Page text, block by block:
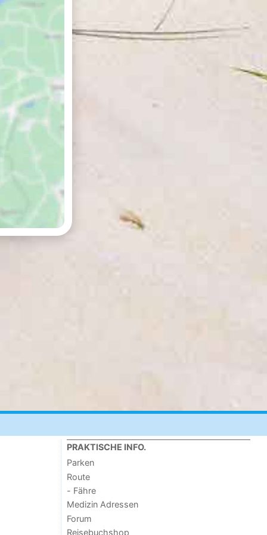
PRAKTISCHE INFO.
Parken
Route
- Fähre
Medizin Adressen
Forum
Reisebuchshop